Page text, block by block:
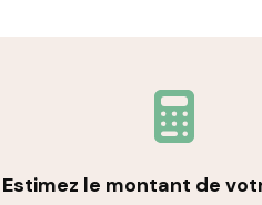
Estimez le montant de